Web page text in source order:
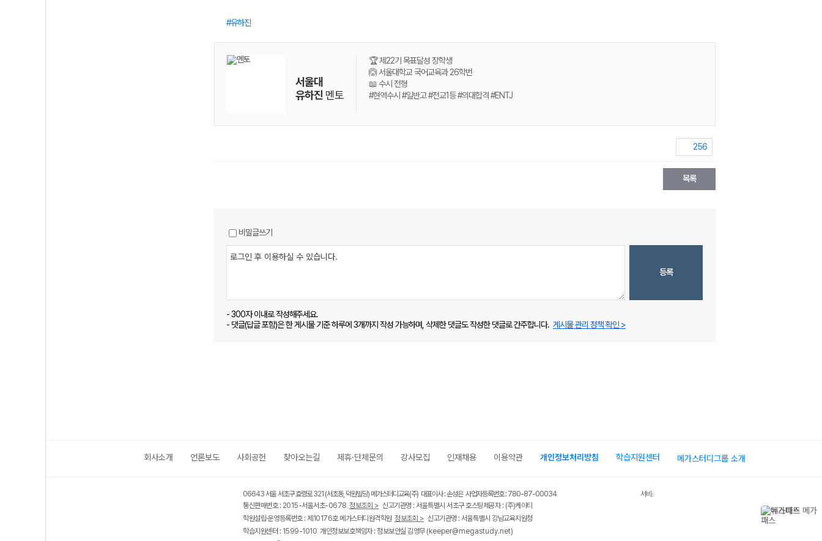
유하진
서울대
유하진 멘토
🏆 제22기 목표달성 장학생
🙆 서울대학교 국어교육과 26학번
📖 수시 전형
#현역수시 #일반고 #전교1등 #의대합격 #ENTJ
256
목록
비밀글쓰기
등록
- 300자 이내로 작성해주세요.
- 댓글(답글 포함)은 한 게시물 기준 하루에 3개까지 작성 가능하며, 삭제한 댓글도 작성한 댓글로 간주합니다. 게시물 관리 정책 확인 >
회사소개 언론보도 사회공헌 찾아오는길 제휴·단체문의 강사모집 인재채용 이용약관 개인정보처리방침 학습지원센터 메가스터디그룹 소개
06643 서울 서초구 효령로 321 (서초동, 덕원빌딩) 메가스터디교육(주) 대표이사 : 손성은 사업자등록번호 : 780-87-00034
통신판매번호 : 2015-서울서초-0678 정보조회 > 신고기관명 : 서울특별시 서초구 호스팅제공자 : (주)케이티
학원설립·운영등록번호 : 제10176호 메가스터디원격학원 정보조회 > 신고기관명 : 서울특별시 강남교육지원청
학습지원센터 : 1599-1010 개인정보보호책임자 : 정보보안실 김영무(keeper@megastudy.net)
서비스 가입사실 확인